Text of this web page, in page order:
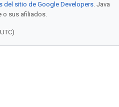
del sitio de Google Developers. Java
o sus afiliados.